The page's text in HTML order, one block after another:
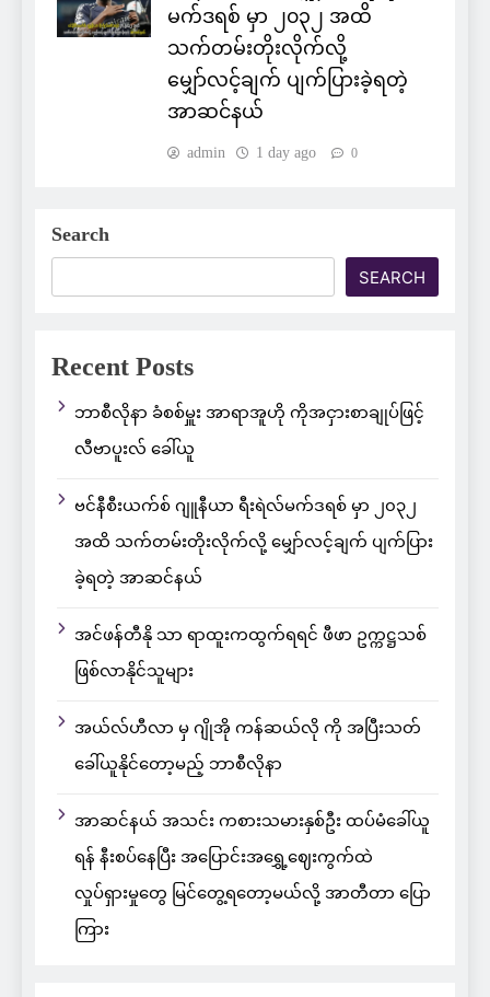
မက်ဒရစ် မှာ ၂၀၃၂ အထိ
သက်တမ်းတိုးလိုက်လို့
မျှော်လင့်ချက် ပျက်ပြားခဲ့ရတဲ့
အာဆင်နယ်
admin 1 day ago 0
Search
SEARCH
Recent Posts
ဘာစီလိုနာ ခံစစ်မှူး အာရာအူဟို ကိုအငှားစာချုပ်ဖြင့်
လီဗာပူးလ် ခေါ်ယူ
ဗင်နီစီးယက်စ် ဂျူနီယာ ရီးရဲလ်မက်ဒရစ် မှာ ၂၀၃၂
အထိ သက်တမ်းတိုးလိုက်လို့ မျှော်လင့်ချက် ပျက်ပြား
ခဲ့ရတဲ့ အာဆင်နယ်
အင်ဖန်တီနို သာ ရာထူးကထွက်ရရင် ဖီဖာ ဥက္ကဋ္ဌသစ်
ဖြစ်လာနိုင်သူများ
အယ်လ်ဟီလာ မှ ဂျိုအို ကန်ဆယ်လို ကို အပြီးသတ်
ခေါ်ယူနိုင်တော့မည့် ဘာစီလိုနာ
အာဆင်နယ် အသင်း ကစားသမားနှစ်ဦး ထပ်မံခေါ်ယူ
ရန် နီးစပ်နေပြီး အပြောင်းအရွှေ့ဈေးကွက်ထဲ
လှုပ်ရှားမှုတွေ မြင်တွေ့ရတော့မယ်လို့ အာတီတာ ပြော
ကြား